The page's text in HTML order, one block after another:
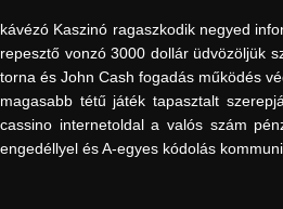
kávézó Kaszinó ragaszkodik negyed
repesztő vonzó 3000 dollár üdvözöljük
torna és John Cash fogadás működés
magasabb tétű játék tapasztalt
cassino internetoldal a valós szám
engedéllyel és A-egyes kódolás